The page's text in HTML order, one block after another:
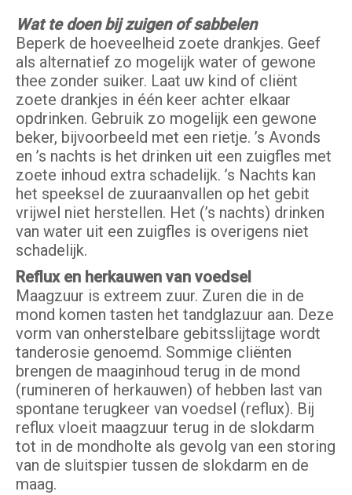
Wat te doen bij zuigen of sabbelen
Beperk de hoeveelheid zoete drankjes. Geef
als alternatief zo mogelijk water of gewone
thee zonder suiker. Laat uw kind of cliënt
zoete drankjes in één keer achter elkaar
opdrinken. Gebruik zo mogelijk een gewone
beker, bijvoorbeeld met een rietje. ’s Avonds
en ’s nachts is het drinken uit een zuigfles met
zoete inhoud extra schadelijk. ’s Nachts kan
het speeksel de zuuraanvallen op het gebit
vrijwel niet herstellen. Het (’s nachts) drinken
van water uit een zuigfles is overigens niet
schadelijk.
Reflux en herkauwen van voedsel
Maagzuur is extreem zuur. Zuren die in de
mond komen tasten het tandglazuur aan. Deze
vorm van onherstelbare gebitsslijtage wordt
tanderosie genoemd. Sommige cliënten
brengen de maaginhoud terug in de mond
(rumineren of herkauwen) of hebben last van
spontane terugkeer van voedsel (reflux). Bij
reflux vloeit maagzuur terug in de slokdarm
tot in de mondholte als gevolg van een storing
van de sluitspier tussen de slokdarm en de
maag.